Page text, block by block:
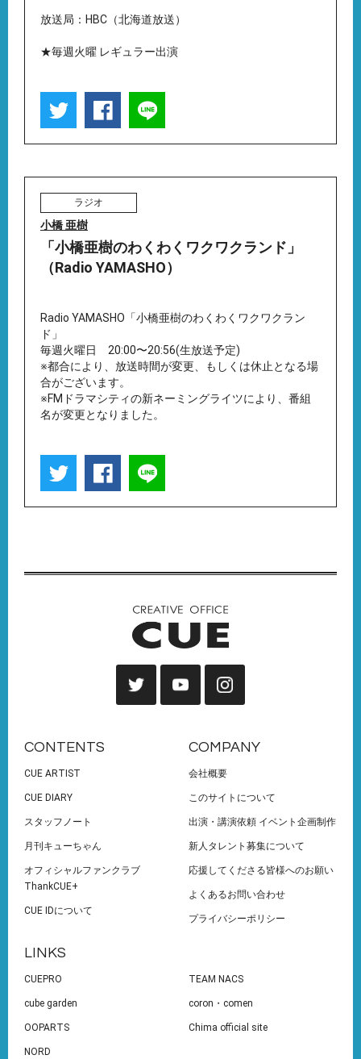
放送局：HBC（北海道放送）
★毎週火曜 レギュラー出演
ラジオ
小橋 亜樹
「小橋亜樹のわくわくワクワクランド」
（Radio YAMASHO）
Radio YAMASHO「小橋亜樹のわくわくワクワクラン
ド」
毎週火曜日 20:00〜20:56(生放送予定)
※都合により、放送時間が変更、もしくは休止となる場
合がございます。
※FMドラマシティの新ネーミングライツにより、番組
名が変更となりました。
CONTENTS
CUE ARTIST
CUE DIARY
スタッフノート
月刊キューちゃん
オフィシャルファンクラブ
ThankCUE+
CUE IDについて
COMPANY
会社概要
このサイトについて
出演・講演依頼 イベント企画制作
新人タレント募集について
応援してくださる皆様へのお願い
よくあるお問い合わせ
プライバシーポリシー
LINKS
CUEPRO TEAM NACS
cube garden coron・comen
OOPARTS Chima official site
NORD